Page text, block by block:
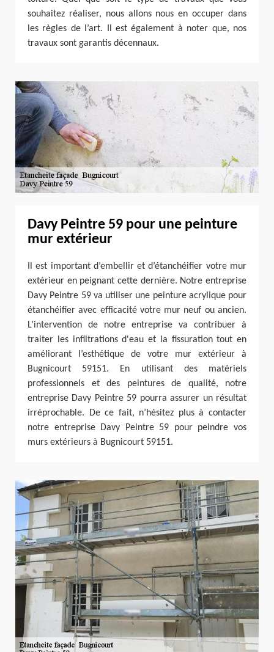
souhaitez réaliser, nous allons nous en occuper dans
les règles de l’art. Il est également à noter que, nos
travaux sont garantis décennaux.
Davy Peintre 59 pour une peinture
mur extérieur
Il est important d’embellir et d’étanchéifier votre mur
extérieur en peignant cette dernière. Notre entreprise
Davy Peintre 59 va utiliser une peinture acrylique pour
étanchéifier avec efficacité votre mur neuf ou ancien.
L’intervention de notre entreprise va contribuer à
traiter les infiltrations d'eau et la fissuration tout en
améliorant l’esthétique de votre mur extérieur à
Bugnicourt 59151. En utilisant des matériels
professionnels et des peintures de qualité, notre
entreprise Davy Peintre 59 pourra assurer un résultat
irréprochable. De ce fait, n’hésitez plus à contacter
notre entreprise Davy Peintre 59 pour peindre vos
murs extérieurs à Bugnicourt 59151.